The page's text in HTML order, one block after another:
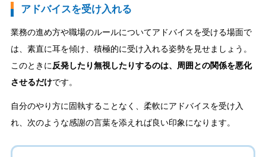
アドバイスを受け入れる
業務の進め方や職場のルールについてアドバイスを受ける場面で
は、素直に耳を傾け、積極的に受け入れる姿勢を見せましょう。
このときに 反発したり無視したりするのは、周囲との関係を悪化
させるだけです。
自分のやり方に固執することなく、柔軟にアドバイスを受け入
れ、次のような感謝の言葉を添えれば良い印象になります。